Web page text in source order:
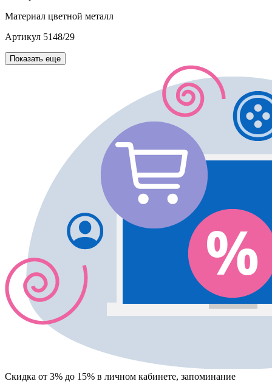
Материал цветной металл
Артикул 5148/29
Показать еще
Скидка от 3% до 15% в личном кабинете, запоминание